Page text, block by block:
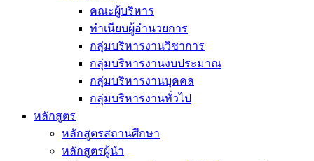
คณะผู้บริหาร
ทำเนียบผู้อำนวยการ
กลุ่มบริหารงานวิชาการ
กลุ่มบริหารงานงบประมาณ
กลุ่มบริหารงานบุคคล
กลุ่มบริหารงานทั่วไป
หลักสูตร
หลักสูตรสถานศึกษา
หลักสูตรผู้นำ